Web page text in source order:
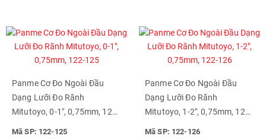
Panme Cơ Đo Ngoài Đầu
Dạng Lưỡi Đo Rãnh
Mitutoyo, 0-1", 0,75mm, 122-
125
Mã SP: 122-125
Panme Cơ Đo Ngoài Đầu
Dạng Lưỡi Đo Rãnh
Mitutoyo, 1-2", 0,75mm, 122-
126
Mã SP: 122-126